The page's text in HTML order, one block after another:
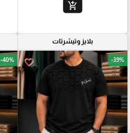
add_shopping_cart
بلايز وتيشرتات
favorite_border -39%
-40%